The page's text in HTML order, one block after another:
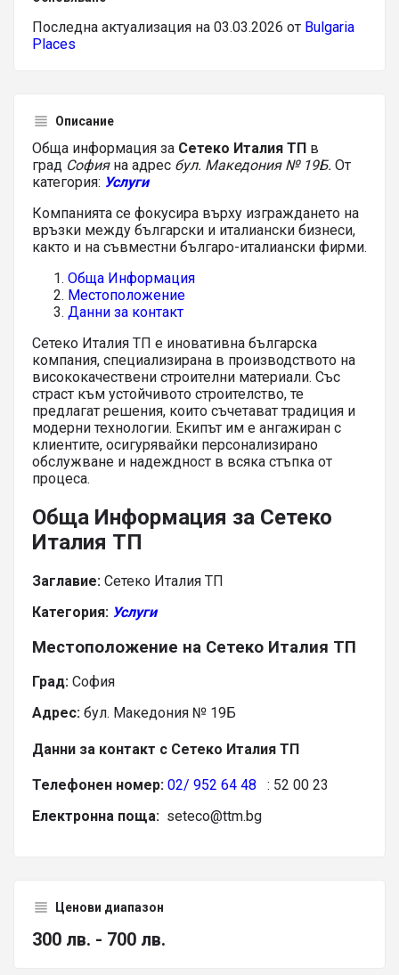
Последна актуализация на 03.03.2026 от Bulgaria
Places
Описание
Обща информация за Сетеко Италия ТП в
град София на адрес бул. Македония № 19Б. От
категория: Услуги
Компанията се фокусира върху изграждането на
връзки между български и италиански бизнеси,
както и на съвместни българо-италиански фирми.
Обща Информация
Местоположение
Данни за контакт
Сетеко Италия ТП е иновативна българска
компания, специализирана в производството на
висококачествени строителни материали. Със
страст към устойчивото строителство, те
предлагат решения, които съчетават традиция и
модерни технологии. Екипът им е ангажиран с
клиентите, осигурявайки персонализирано
обслужване и надеждност в всяка стъпка от
процеса.
Обща Информация за Сетеко
Италия ТП
Заглавие: Сетеко Италия ТП
Категория: Услуги
Местоположение на Сетеко Италия ТП
Град: София
Адрес: бул. Македония № 19Б
Данни за контакт с Сетеко Италия ТП
Телефонен номер: 02/ 952 64 48 : 52 00 23
Електронна поща: seteco@ttm.bg
Ценови диапазон
300 лв. - 700 лв.